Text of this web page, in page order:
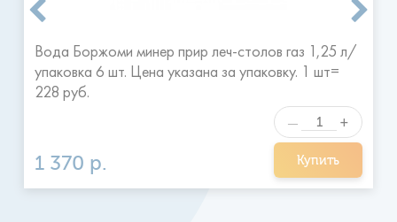
Вода Боржоми минер прир леч-столов газ 1,25 л/
упаковка 6 шт. Цена указана за упаковку. 1 шт=
228 руб.
1 370 р. Купить
— +